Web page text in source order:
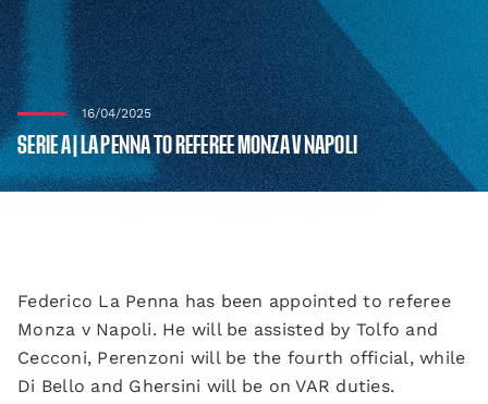
16/04/2025
SERIE A | LA PENNA TO REFEREE MONZA V NAPOLI
Federico La Penna has been appointed to referee
Monza v Napoli. He will be assisted by Tolfo and
Cecconi, Perenzoni will be the fourth official, while
Di Bello and Ghersini will be on VAR duties.